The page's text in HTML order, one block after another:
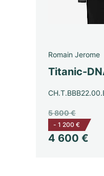
Romain Jerome
Titanic-
4 600 €
5 800 €
- 1 200 €